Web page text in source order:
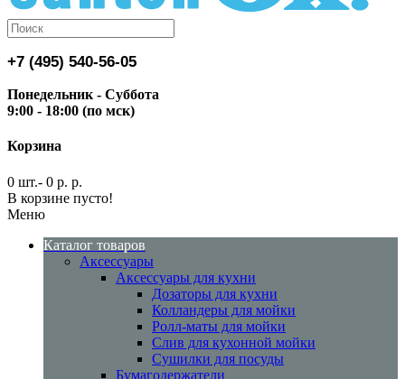
+7 (495) 540-56-05
Понедельник - Суббота
9:00 - 18:00 (по мск)
Корзина
0 шт.- 0 р. р.
В корзине пусто!
Меню
Каталог товаров
Аксессуары
Аксессуары для кухни
Дозаторы для кухни
Колландеры для мойки
Ролл-маты для мойки
Слив для кухонной мойки
Сушилки для посуды
Бумагодержатели